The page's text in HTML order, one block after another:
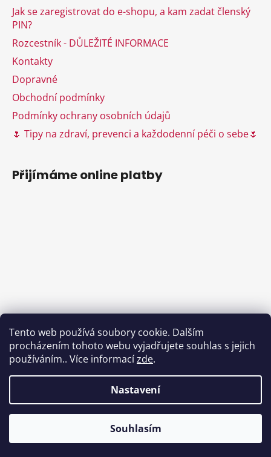
Tento web používá soubory cookie. Dalším
procházením tohoto webu vyjadřujete souhlas s jejich
používáním.. Více informacízde.
Nastavení
Souhlasím
c
p
r
ý
p
i
u
Jak se zaregistrovat do e-shopu, a kam zadat členský
PIN?
Rozcestník - DŮLEŽITÉ INFORMACE
Kontakty
Dopravné
Obchodní podmínky
Podmínky ochrany osobních údajů
🌷 Tipy na zdraví, prevenci a každodenní péči o sebe🌷
Přijímáme online platby
Vytvořil Shoptet
Copyright 2026Od Luci. Všechna práva vyhrazena.